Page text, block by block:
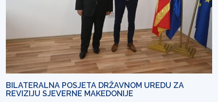
BILATERALNA POSJETA DRŽAVNOM UREDU ZA
REVIZIJU SJEVERNE MAKEDONIJE